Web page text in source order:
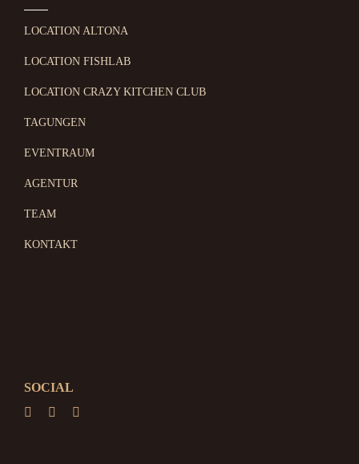
LOCATION ALTONA
LOCATION FISHLAB
LOCATION CRAZY KITCHEN CLUB
TAGUNGEN
EVENTRAUM
AGENTUR
TEAM
KONTAKT
SOCIAL